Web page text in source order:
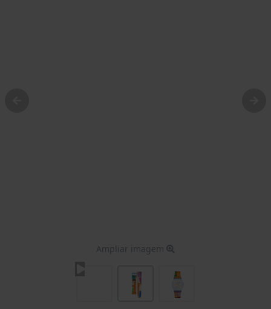
Ampliar imagem